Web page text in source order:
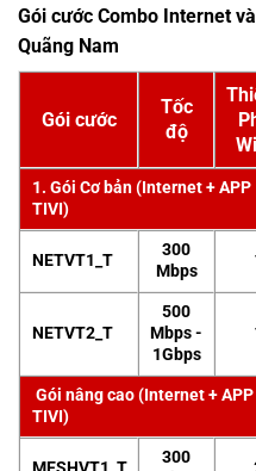
Gói cước Combo Internet
Quãng Nam
Gói cước
Tốc
độ
1. Gói Cơ bản (Internet + APP
TIVI)
NETVT1_T
300
Mbps
NETVT2_T
500
Mbps -
1Gbps
Gói nâng cao (Internet + APP
TIVI)
300